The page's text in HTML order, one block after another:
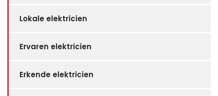
Lokale elektricien
Ervaren elektricien
Erkende elektricien